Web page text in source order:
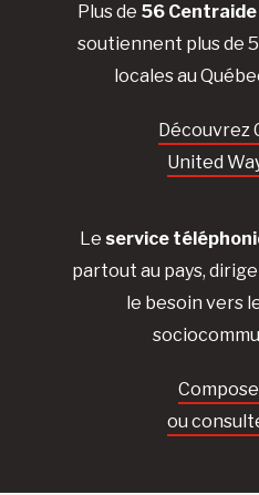
Plus de 56
soutiennent plus de
locales au
Découvrez
United
Le service
partout au pays,
le besoin vers
ou